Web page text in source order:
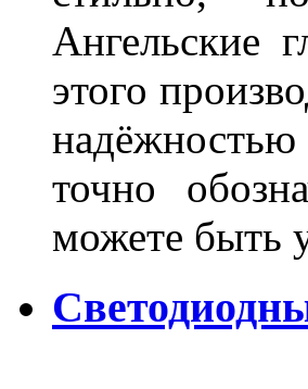
Ангельские
этого
надёжностью
точно
можете быть